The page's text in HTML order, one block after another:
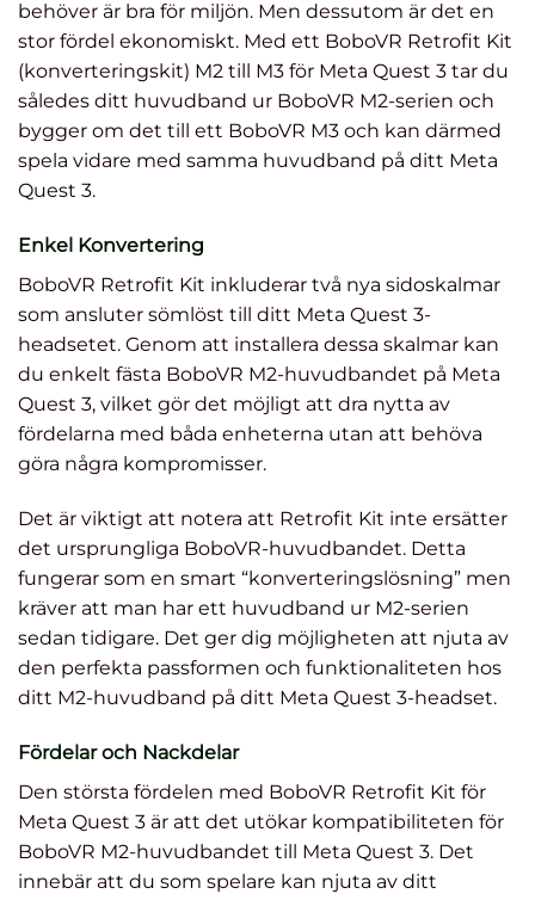
behöver är bra för miljön. Men dessutom är det en
stor fördel ekonomiskt. Med ett BoboVR Retrofit Kit
(konverteringskit) M2 till M3 för Meta Quest 3 tar du
således ditt huvudband ur BoboVR M2-serien och
bygger om det till ett BoboVR M3 och kan därmed
spela vidare med samma huvudband på ditt Meta
Quest 3.
Enkel Konvertering
BoboVR Retrofit Kit inkluderar två nya sidoskalmar
som ansluter sömlöst till ditt Meta Quest 3-
headsetet. Genom att installera dessa skalmar kan
du enkelt fästa BoboVR M2-huvudbandet på Meta
Quest 3, vilket gör det möjligt att dra nytta av
fördelarna med båda enheterna utan att behöva
göra några kompromisser.
Det är viktigt att notera att Retrofit Kit inte ersätter
det ursprungliga BoboVR-huvudbandet. Detta
fungerar som en smart “konverteringslösning” men
kräver att man har ett huvudband ur M2-serien
sedan tidigare. Det ger dig möjligheten att njuta av
den perfekta passformen och funktionaliteten hos
ditt M2-huvudband på ditt Meta Quest 3-headset.
Fördelar och Nackdelar
Den största fördelen med BoboVR Retrofit Kit för
Meta Quest 3 är att det utökar kompatibiliteten för
BoboVR M2-huvudbandet till Meta Quest 3. Det
innebär att du som spelare kan njuta av ditt